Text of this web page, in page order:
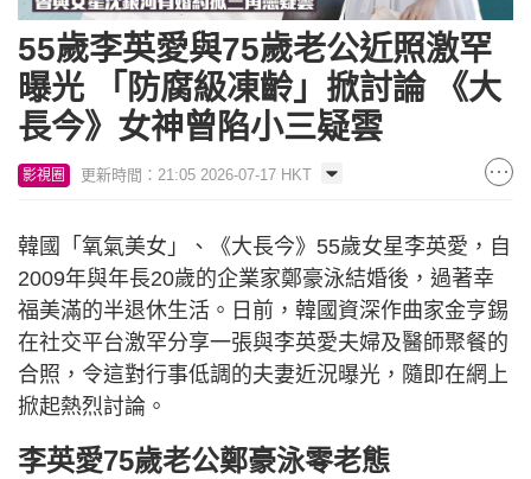
55歲李英愛與75歲老公近照激罕
曝光 「防腐級凍齡」掀討論 《大
長今》女神曾陷小三疑雲
影視圈 更新時間：21:05 2026-07-17 HKT
韓國「氧氣美女」、《大長今》55歲女星李英愛，自
2009年與年長20歲的企業家鄭豪泳結婚後，過著幸
福美滿的半退休生活。日前，韓國資深作曲家金亨錫
在社交平台激罕分享一張與李英愛夫婦及醫師聚餐的
合照，令這對行事低調的夫妻近況曝光，隨即在網上
掀起熱烈討論。
李英愛75歲老公鄭豪泳零老態